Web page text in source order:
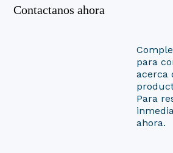
Contactanos ahora
para
acerca
Para
ahora.